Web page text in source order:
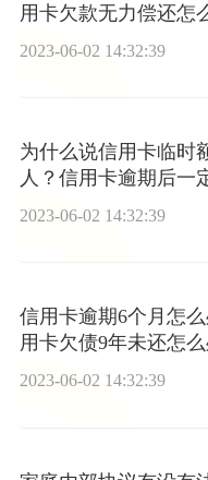
用卡欠款无力偿还怎
2023-06-02 14:32:39
为什么说信用卡临时
人？信用卡逾期后一
2023-06-02 14:32:39
信用卡逾期6个月怎
用卡欠债9年未还怎
界焦点
2023-06-02 14:32:39